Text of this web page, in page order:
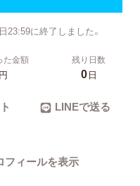
23:59に終了しました。
た金額
円
残り日数
0日
LINEで送る
フィールを表示